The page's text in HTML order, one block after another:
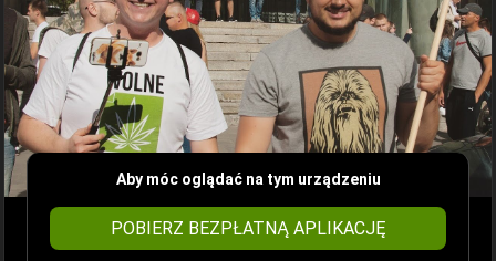
Aby móc oglądać na tym urządzeniu
POBIERZ BEZPŁATNĄ APLIKACJĘ